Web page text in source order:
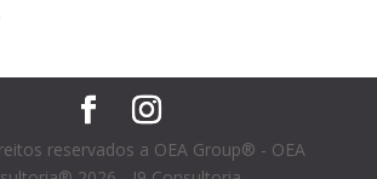
reservados a OEA Group® - OEA